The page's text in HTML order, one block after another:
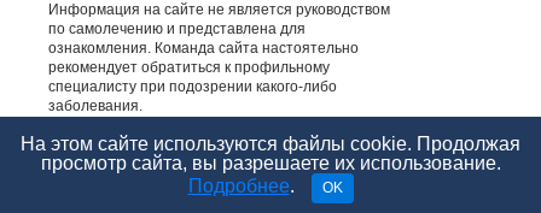
Информация на сайте не является руководством
по самолечению и представлена для
ознакомления. Команда сайта настоятельно
рекомендует обратиться к профильному
специалисту при подозрении какого-либо
заболевания.
КОНСУЛЬТАЦИЯ СПЕЦИАЛИСТА.
На этом сайте используются файлы cookie. Продолжая
просмотр сайта, вы разрешаете их использование.
Подробнее. OK